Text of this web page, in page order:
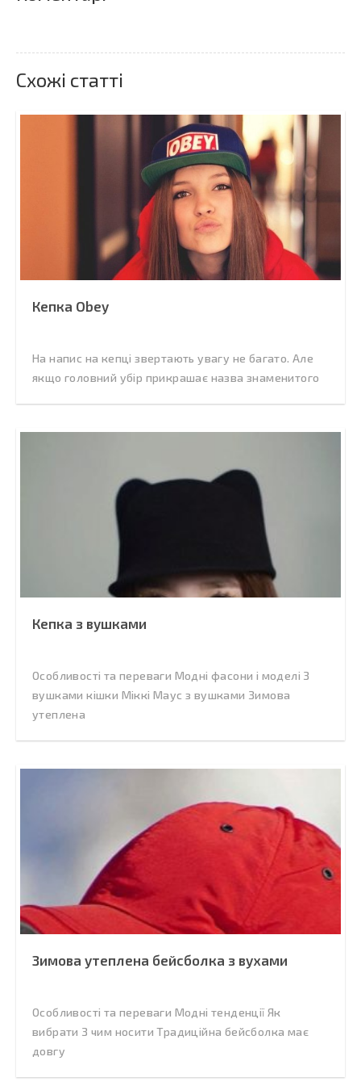
Схожі статті
Кепка Obey
На напис на кепці звертають увагу не багато. Але
якщо головний убір прикрашає назва знаменитого
Кепка з вушками
Особливості та переваги Модні фасони і моделі З
вушками кішки Міккі Маус з вушками Зимова
утеплена
Зимова утеплена бейсболка з вухами
Особливості та переваги Модні тенденції Як
вибрати З чим носити Традиційна бейсболка має
довгу